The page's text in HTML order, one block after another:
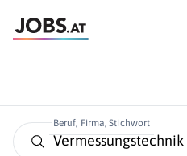
Beruf, Firma, Stichwort